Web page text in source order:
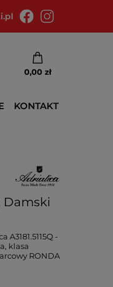
0,00 zł
KONTAKT
Damski
-
klasa
RONDA